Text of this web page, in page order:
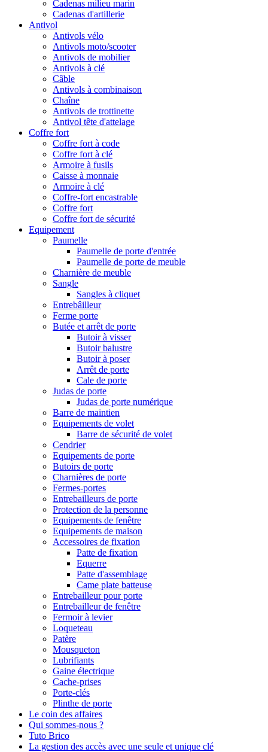
Cadenas milieu marin
Cadenas d'artillerie
Antivol
Antivols vélo
Antivols moto/scooter
Antivols de mobilier
Antivols à clé
Câble
Antivols à combinaison
Chaîne
Antivols de trottinette
Antivol tête d'attelage
Coffre fort
Coffre fort à code
Coffre fort à clé
Armoire à fusils
Caisse à monnaie
Armoire à clé
Coffre-fort encastrable
Coffre fort
Coffre fort de sécurité
Equipement
Paumelle
Paumelle de porte d'entrée
Paumelle de porte de meuble
Charnière de meuble
Sangle
Sangles à cliquet
Entrebâilleur
Ferme porte
Butée et arrêt de porte
Butoir à visser
Butoir balustre
Butoir à poser
Arrêt de porte
Cale de porte
Judas de porte
Judas de porte numérique
Barre de maintien
Equipements de volet
Barre de sécurité de volet
Cendrier
Equipements de porte
Butoirs de porte
Charnières de porte
Fermes-portes
Entrebailleurs de porte
Protection de la personne
Equipements de fenêtre
Equipements de maison
Accessoires de fixation
Patte de fixation
Equerre
Patte d'assemblage
Came plate batteuse
Entrebailleur pour porte
Entrebailleur de fenêtre
Fermoir à levier
Loqueteau
Patère
Mousqueton
Lubrifiants
Gaine électrique
Cache-prises
Porte-clés
Plinthe de porte
Le coin des affaires
Qui sommes-nous ?
Tuto Brico
La gestion des accès avec une seule et unique clé